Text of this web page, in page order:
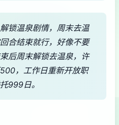
锁温泉剧情，周末去温
合结束就行，好像不要
后周末解锁去温泉，许
，工作日重新开放职
999日。